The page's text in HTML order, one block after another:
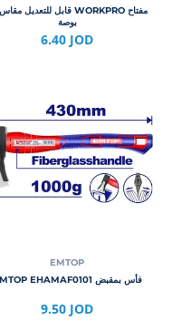
بوصة
6.40 JOD
EMTOP
فأس بمقبض EMTOP EHAMAF0101
9.50 JOD